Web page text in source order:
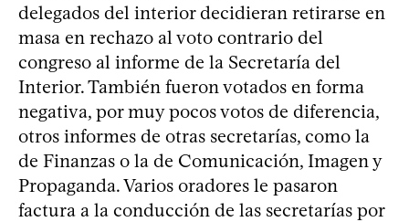
delegados del interior decidieran retirarse en
masa en rechazo al voto contrario del
congreso al informe de la Secretaría del
Interior. También fueron votados en forma
negativa, por muy pocos votos de diferencia,
otros informes de otras secretarías, como la
de Finanzas o la de Comunicación, Imagen y
Propaganda. Varios oradores le pasaron
factura a la conducción de las secretarías por